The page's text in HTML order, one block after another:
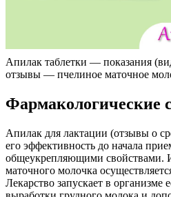
Апилак таблетки — показания
отзывы — пчелиное маточное
Фармакологические
Апилак для лактации (отзывы о
его эффективность до начала
общеукрепляющими свойствами.
маточного молочка
Лекарство запускает в организме